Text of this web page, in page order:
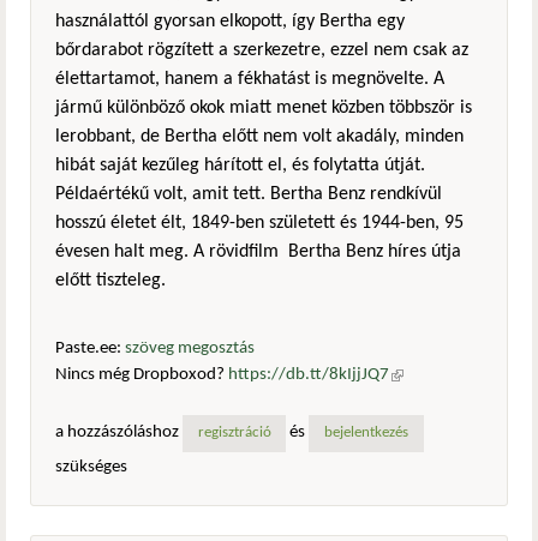
használattól gyorsan elkopott, így Bertha egy
bőrdarabot rögzített a szerkezetre, ezzel nem csak az
élettartamot, hanem a fékhatást is megnövelte. A
jármű különböző okok miatt menet közben többször is
lerobbant, de Bertha előtt nem volt akadály, minden
hibát saját kezűleg hárított el, és folytatta útját.
Példaértékű volt, amit tett. Bertha Benz rendkívül
hosszú életet élt, 1849-ben született és 1944-ben, 95
évesen halt meg. A rövidfilm Bertha Benz híres útja
előtt tiszteleg.
Paste.ee: szöveg megosztás
Nincs még Dropboxod? https://db.tt/8kIjjJQ7 (külső
a hozzászóláshoz
regisztráció és bejelentkezés
szükséges